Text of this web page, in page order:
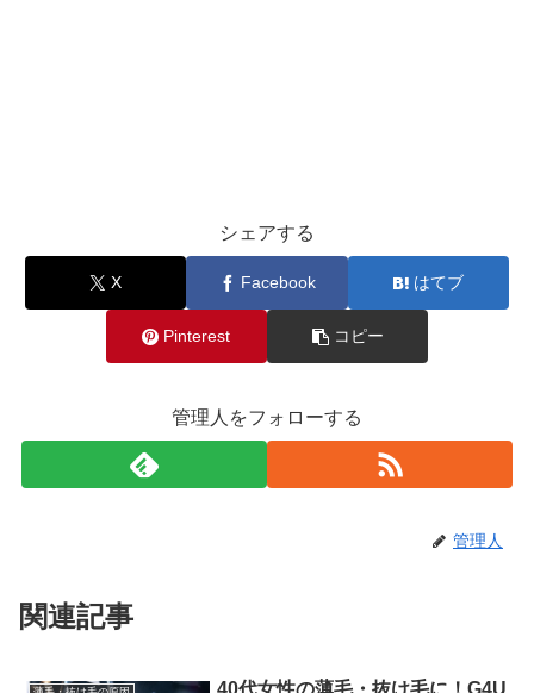
シェアする
X Facebook はてブ
Pinterest コピー
管理人をフォローする
管理人
関連記事
40代女性の薄毛・抜け毛に！G4U